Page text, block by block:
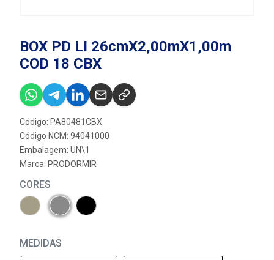
BOX PD LI 26cmX2,00mX1,00m
COD 18 CBX
Código: PA80481CBX
Código NCM: 94041000
Embalagem: UN\1
Marca: PRODORMIR
CORES
MEDIDAS